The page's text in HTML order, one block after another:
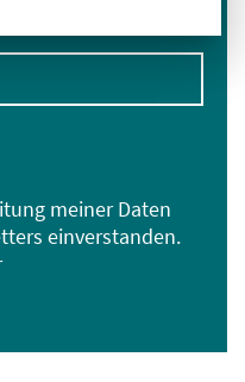
meiner Daten
einverstanden.